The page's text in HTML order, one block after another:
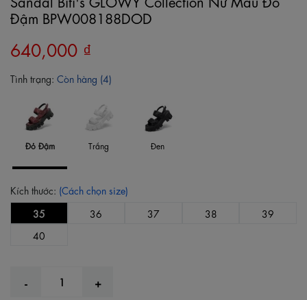
Đậm BPW008188DOD
640,000 ₫
Tình trạng: Còn hàng (4)
Đỏ Đậm Trắng Đen
Kích thước: (Cách chọn size)
35
36 37 38
39
40